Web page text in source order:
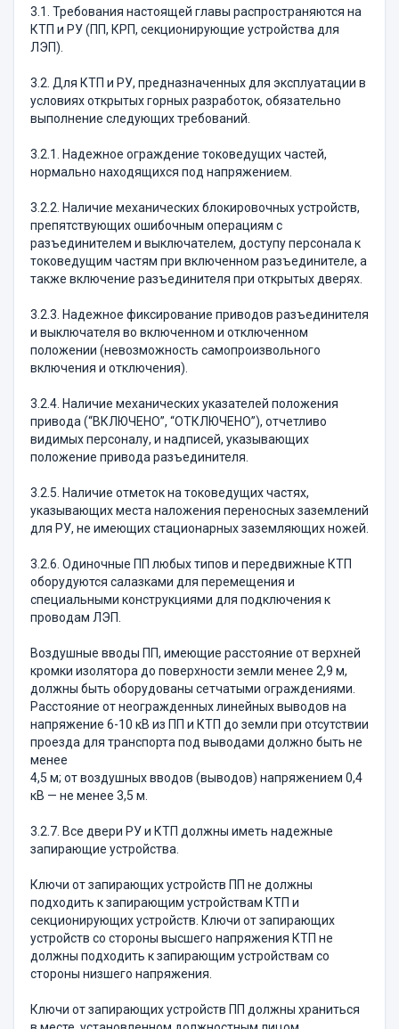
3.1. Требования настоящей главы распространяются на
КТП и РУ (ПП, КРП, секционирующие устройства для
ЛЭП).
3.2. Для КТП и РУ, предназначенных для эксплуатации в
условиях открытых горных разработок, обязательно
выполнение следующих требований.
3.2.1. Надежное ограждение токоведущих частей,
нормально находящихся под напряжением.
3.2.2. Наличие механических блокировочных устройств,
препятствующих ошибочным операциям с
разъединителем и выключателем, доступу персонала к
токоведущим частям при включенном разъединителе, а
также включение разъединителя при открытых дверях.
3.2.3. Надежное фиксирование приводов разъединителя
и выключателя во включенном и отключенном
положении (невозможность самопроизвольного
включения и отключения).
3.2.4. Наличие механических указателей положения
привода (“ВКЛЮЧЕНО”, “ОТКЛЮЧЕНО”), отчетливо
видимых персоналу, и надписей, указывающих
положение привода разъединителя.
3.2.5. Наличие отметок на токоведущих частях,
указывающих места наложения переносных заземлений
для РУ, не имеющих стационарных заземляющих ножей.
3.2.6. Одиночные ПП любых типов и передвижные КТП
оборудуются салазками для перемещения и
специальными конструкциями для подключения к
проводам ЛЭП.
Воздушные вводы ПП, имеющие расстояние от верхней
кромки изолятора до поверхности земли менее 2,9 м,
должны быть оборудованы сетчатыми ограждениями.
Расстояние от неогражденных линейных выводов на
напряжение 6-10 кВ из ПП и КТП до земли при отсутствии
проезда для транспорта под выводами должно быть не
менее
4,5 м; от воздушных вводов (выводов) напряжением 0,4
кВ — не менее 3,5 м.
3.2.7. Все двери РУ и КТП должны иметь надежные
запирающие устройства.
Ключи от запирающих устройств ПП не должны
подходить к запирающим устройствам КТП и
секционирующих устройств. Ключи от запирающих
устройств со стороны высшего напряжения КТП не
должны подходить к запирающим устройствам со
стороны низшего напряжения.
Ключи от запирающих устройств ПП должны храниться